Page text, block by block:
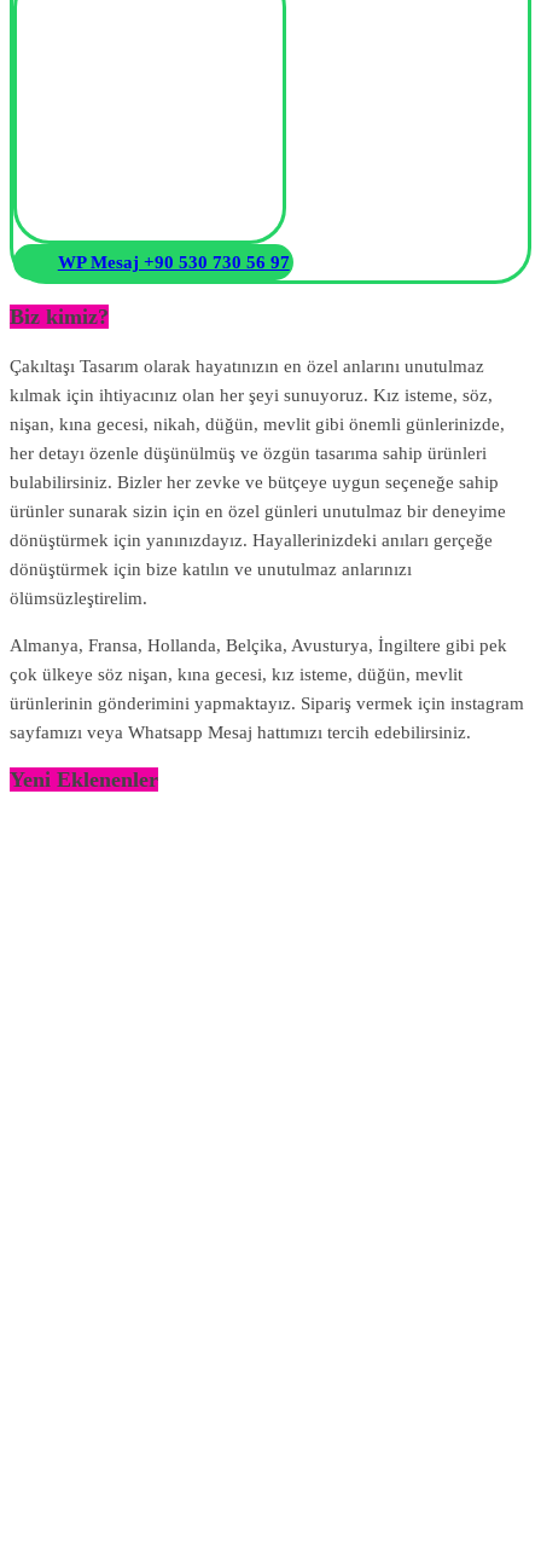
WP Mesaj +90 530 730 56 97
Biz kimiz?
Çakıltaşı Tasarım olarak hayatınızın en özel anlarını unutulmaz
kılmak için ihtiyacınız olan her şeyi sunuyoruz. Kız isteme, söz,
nişan, kına gecesi, nikah, düğün, mevlit gibi önemli günlerinizde,
her detayı özenle düşünülmüş ve özgün tasarıma sahip ürünleri
bulabilirsiniz. Bizler her zevke ve bütçeye uygun seçeneğe sahip
ürünler sunarak sizin için en özel günleri unutulmaz bir deneyime
dönüştürmek için yanınızdayız. Hayallerinizdeki anıları gerçeğe
dönüştürmek için bize katılın ve unutulmaz anlarınızı
ölümsüzleştirelim.
Almanya, Fransa, Hollanda, Belçika, Avusturya, İngiltere gibi pek
çok ülkeye söz nişan, kına gecesi, kız isteme, düğün, mevlit
ürünlerinin gönderimini yapmaktayız. Sipariş vermek için instagram
sayfamızı veya Whatsapp Mesaj hattımızı tercih edebilirsiniz.
Yeni Eklenenler